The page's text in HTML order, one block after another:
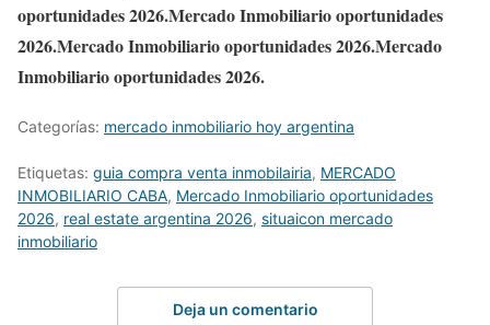
oportunidades 2026.Mercado Inmobiliario oportunidades
2026.Mercado Inmobiliario oportunidades 2026.Mercado
Inmobiliario oportunidades 2026.
Categorías: mercado inmobiliario hoy argentina
Etiquetas: guia compra venta inmobilairia, MERCADO
INMOBILIARIO CABA, Mercado Inmobiliario oportunidades
2026, real estate argentina 2026, situaicon mercado
inmobiliario
Deja un comentario